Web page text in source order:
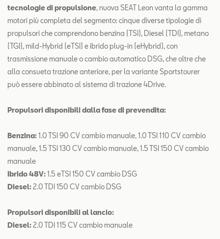
tecnologie di propulsione, nuova SEAT Leon vanta la gamma
motori più completa del segmento: cinque diverse tipologie di
propulsori che comprendono benzina (TSI), Diesel (TDI), metano
(TGI), mild-Hybrid (eTSI) e ibrido plug-in (eHybrid), con
trasmissione manuale o cambio automatico DSG, che oltre che
alla consueta trazione anteriore, per la variante Sportstourer
può essere abbinato al sistema di trazione 4Drive.
Propulsori disponibili dalla fase di prevendita:
Benzina:1.0 TSI 90 CV cambio manuale, 1.0 TSI 110 CV cambio
manuale, 1.5 TSI 130 CV cambio manuale, 1.5 TSI 150 CV cambio
manuale
Ibrido 48V:1.5 eTSI 150 CV cambio DSG
Diesel:2.0 TDI 150 CV cambio DSG
Propulsori disponibili al lancio:
Diesel:2.0 TDI 115 CV cambio manuale